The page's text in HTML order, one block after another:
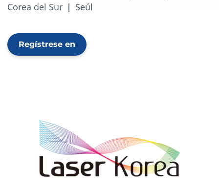
Corea del Sur | Seúl
Regístrese en